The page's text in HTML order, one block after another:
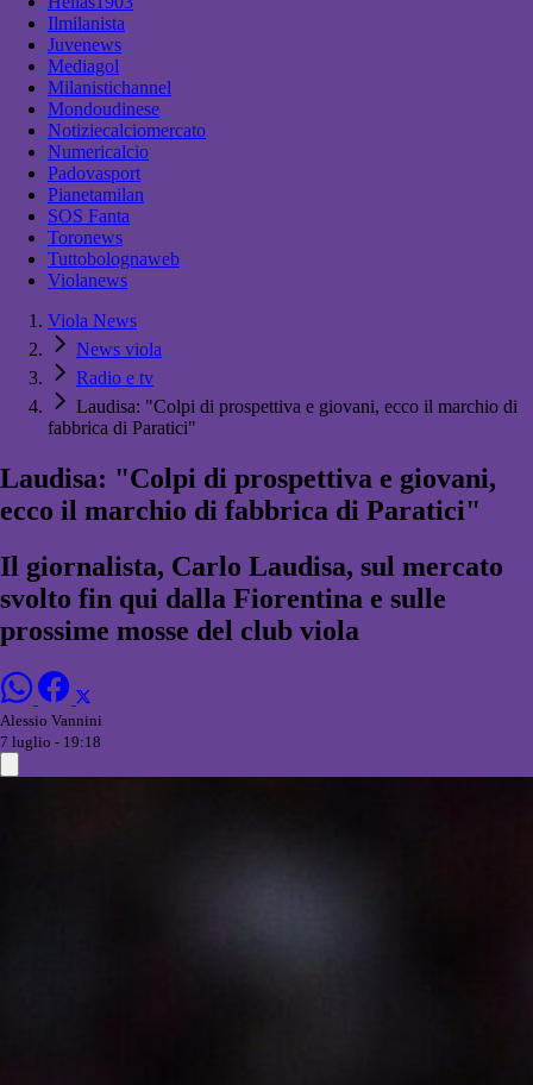
Ilmilanista
Juvenews
Mediagol
Milanistichannel
Mondoudinese
Notiziecalciomercato
Numericalcio
Padovasport
Pianetamilan
SOS Fanta
Toronews
Tuttobolognaweb
Violanews
Viola News
News viola
Radio e tv
Laudisa: "Colpi di prospettiva e giovani, ecco il marchio di
fabbrica di Paratici"
Laudisa: "Colpi di prospettiva e giovani,
ecco il marchio di fabbrica di Paratici"
Il giornalista, Carlo Laudisa, sul mercato
svolto fin qui dalla Fiorentina e sulle
prossime mosse del club viola
Alessio Vannini
7 luglio - 19:18